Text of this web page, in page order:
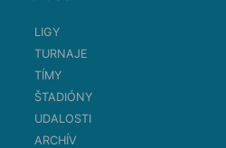
LIGY
TURNAJE
TÍMY
ŠTADIÓNY
UDALOSTI
ARCHÍV